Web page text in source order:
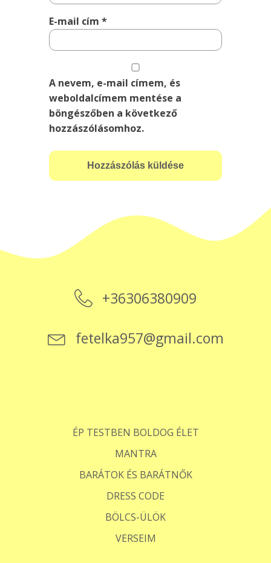
E-mail cím*
A nevem, e-mail címem, és
weboldalcímem mentése a
böngészőben a következő
hozzászólásomhoz.
+36306380909
fetelka957@gmail.com
ÉP TESTBEN BOLDOG ÉLET
MANTRA
BARÁTOK ÉS BARÁTNŐK
DRESS CODE
BÖLCS-ÜLÖK
VERSEIM